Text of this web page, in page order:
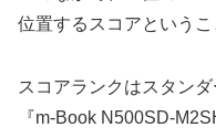
位置するスコアというこ
スコアランクはスタン
『m-Book N500SD-